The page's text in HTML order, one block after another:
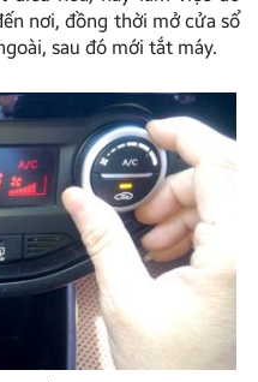
nơi, đồng thời mở cửa sổ
sau đó mới tắt máy.